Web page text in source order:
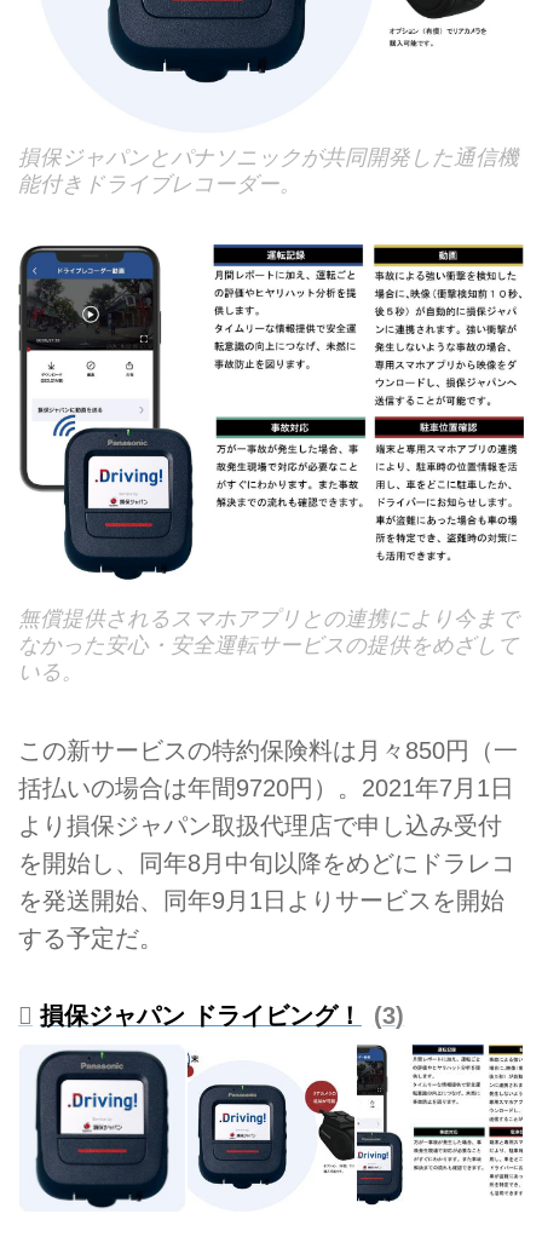
損保ジャパンとパナソニックが共同開発した通信機
能付きドライブレコーダー。
無償提供されるスマホアプリとの連携により今まで
なかった安心・安全運転サービスの提供をめざして
いる。
この新サービスの特約保険料は月々850円（一
括払いの場合は年間9720円）。2021年7月1日
より損保ジャパン取扱代理店で申し込み受付
を開始し、同年8月中旬以降をめどにドラレコ
を発送開始、同年9月1日よりサービスを開始
する予定だ。
損保ジャパン ドライビング！ 3